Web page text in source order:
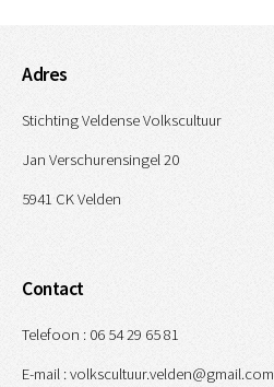
Adres
Stichting Veldense Volkscultuur
Jan Verschurensingel 20
5941 CK Velden
Contact
Telefoon : 06 54 29 65 81
E-mail : volkscultuur.velden@gmail.com